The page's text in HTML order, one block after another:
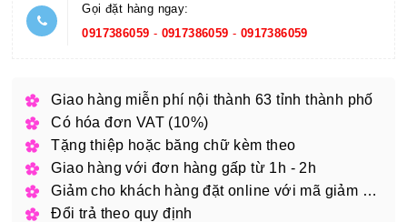
Gọi đặt hàng ngay:
0917386059 - 0917386059 - 0917386059
Giao hàng miễn phí nội thành 63 tỉnh thành phố
Có hóa đơn VAT (10%)
Tặng thiệp hoặc băng chữ kèm theo
Giao hàng với đơn hàng gấp từ 1h - 2h
Giảm cho khách hàng đặt online với mã giảm giá
Đổi trả theo quy định